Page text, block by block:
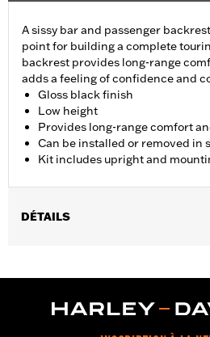
A sissy bar and passenger
point for building a complete
backrest provides long-range
adds a feeling of confidence and
Gloss black finish
Low height
Provides long-range comfort
Can be installed or removed in
Kit includes upright and
DÉTAILS
require purchase of appropriate H-
Conversion Kit. FLTRXSTSE models